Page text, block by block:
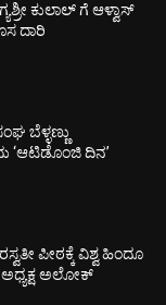
ಕುಲಾಲ್ ಗೆ ಆಳ್ವಾಸ್
ದಾರಿ
ಬೆಳ್ಳಣ್ಣು
‘ಆಟಿಡೊಂಜಿ ದಿನ’
ಪೀಠಕ್ಕೆ ವಿಶ್ವ ಹಿಂದೂ
ಅಲೋಕ್